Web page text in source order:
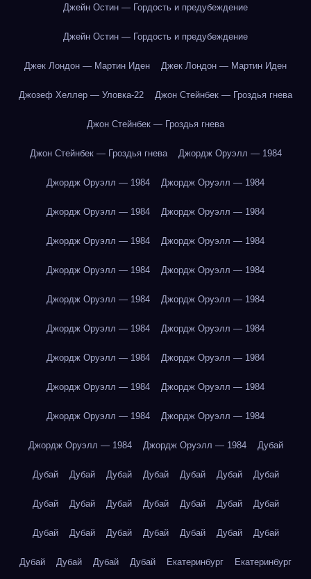
Джейн Остин — Гордость и предубеждение
Джейн Остин — Гордость и предубеждение
Джек Лондон — Мартин Иден Джек Лондон — Мартин Иден
Джозеф Хеллер — Уловка-22 Джон Стейнбек — Гроздья гнева
Джон Стейнбек — Гроздья гнева
Джон Стейнбек — Гроздья гнева Джордж Оруэлл — 1984
Джордж Оруэлл — 1984 Джордж Оруэлл — 1984
Джордж Оруэлл — 1984 Джордж Оруэлл — 1984
Джордж Оруэлл — 1984 Джордж Оруэлл — 1984
Джордж Оруэлл — 1984 Джордж Оруэлл — 1984
Джордж Оруэлл — 1984 Джордж Оруэлл — 1984
Джордж Оруэлл — 1984 Джордж Оруэлл — 1984
Джордж Оруэлл — 1984 Джордж Оруэлл — 1984
Джордж Оруэлл — 1984 Джордж Оруэлл — 1984
Джордж Оруэлл — 1984 Джордж Оруэлл — 1984
Джордж Оруэлл — 1984 Джордж Оруэлл — 1984 Дубай
Дубай Дубай Дубай Дубай Дубай Дубай Дубай
Дубай Дубай Дубай Дубай Дубай Дубай Дубай
Дубай Дубай Дубай Дубай Дубай Дубай Дубай
Дубай Дубай Дубай Дубай Екатеринбург Екатеринбург